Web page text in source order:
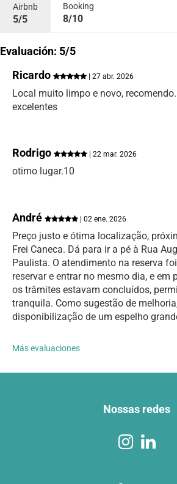
Airbnb
5/5
Booking
8/10
Evaluación: 5/5
Ricardo
| 27 abr. 2026
Local muito limpo e novo,
excelentes
Rodrigo | 22 mar. 2026
otimo lugar.10
André | 02 ene. 2026
Preço justo e ótima localização,
Frei Caneca. Dá para ir a pé à Rua
Paulista. O atendimento na reserva
reservar e entrar no mesmo dia, e em
os trâmites estavam concluídos,
tranquila. Como sugestão de
disponibilização de um espelho
Más evaluaciones
Nossas redes